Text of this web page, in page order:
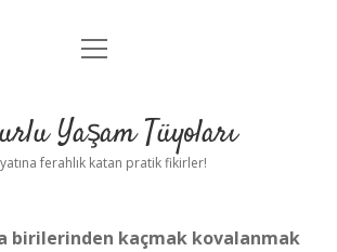
Anasayfa
Yasal Uyarı
menüyü
Yaşam Tüyoları
ferahlık katan pratik fikirler!
birilerinden kaçmak kovalanmak